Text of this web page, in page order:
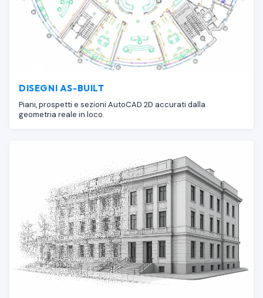
DISEGNI AS-BUILT
Piani, prospetti e sezioni AutoCAD 2D accurati dalla
geometria reale in loco.